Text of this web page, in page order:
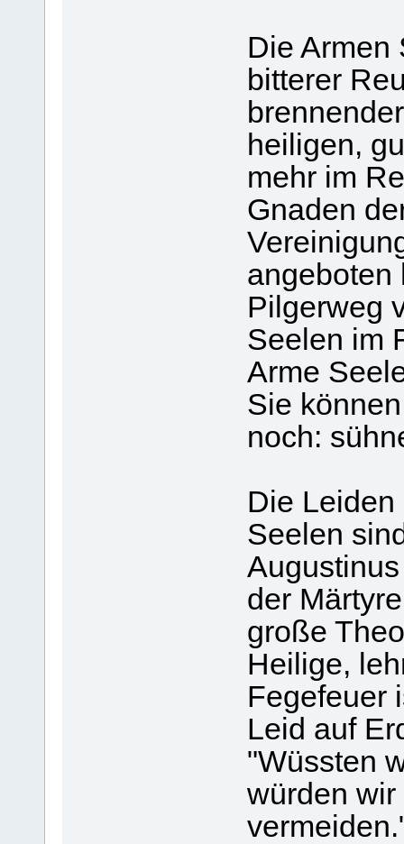
Die Armen
bitterer
heiligen,
mehr im
Gnaden
angeboten
Pilgerweg
Seelen im
Arme
Sie
noch:
Die Leiden
Seelen
der
große
Heilige,
Fegefeuer
Leid auf
"Wüssten
würden